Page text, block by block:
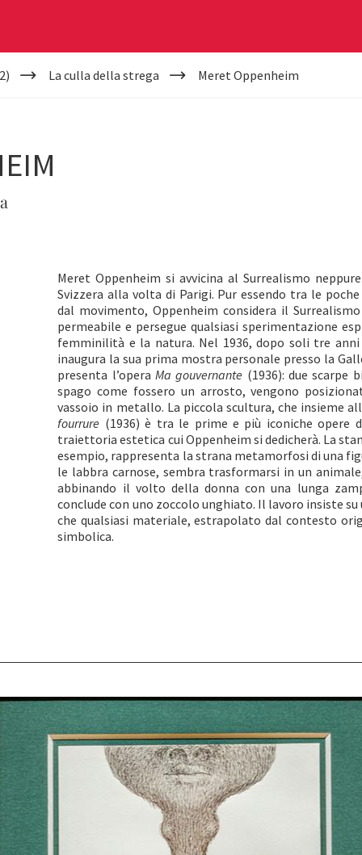
La culla della strega Meret Oppenheim
Meret Oppenheim si avvicina al Surrealismo
Svizzera alla volta di Parigi. Pur essendo tra le
dal movimento, Oppenheim considera il
permeabile e persegue qualsiasi sperimentazione
femminilità e la natura. Nel 1936, dopo soli tre
inaugura la sua prima mostra personale presso la
presenta l’opera Ma gouvernante (1936): due scarpe
spago come fossero un arrosto, vengono
vassoio in metallo. La piccola scultura, che insieme
fourrure (1936) è tra le prime e più iconiche opere
traiettoria estetica cui Oppenheim si dedicherà. La
esempio, rappresenta la strana metamorfosi di una
le labbra carnose, sembra trasformarsi in un
abbinando il volto della donna con una lunga
conclude con uno zoccolo unghiato. Il lavoro insiste
che qualsiasi materiale, estrapolato dal contesto
simbolica.